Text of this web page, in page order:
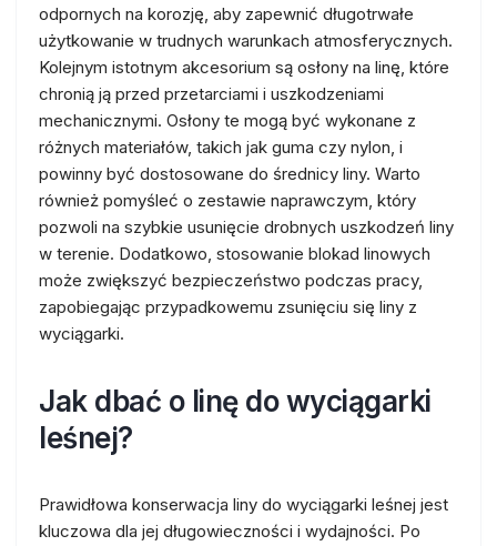
odpornych na korozję, aby zapewnić długotrwałe
użytkowanie w trudnych warunkach atmosferycznych.
Kolejnym istotnym akcesorium są osłony na linę, które
chronią ją przed przetarciami i uszkodzeniami
mechanicznymi. Osłony te mogą być wykonane z
różnych materiałów, takich jak guma czy nylon, i
powinny być dostosowane do średnicy liny. Warto
również pomyśleć o zestawie naprawczym, który
pozwoli na szybkie usunięcie drobnych uszkodzeń liny
w terenie. Dodatkowo, stosowanie blokad linowych
może zwiększyć bezpieczeństwo podczas pracy,
zapobiegając przypadkowemu zsunięciu się liny z
wyciągarki.
Jak dbać o linę do wyciągarki
leśnej?
Prawidłowa konserwacja liny do wyciągarki leśnej jest
kluczowa dla jej długowieczności i wydajności. Po